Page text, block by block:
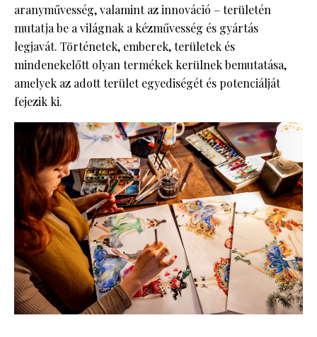
aranyművesség, valamint az innováció – területén
mutatja be a világnak a kézművesség és gyártás
legjavát. Történetek, emberek, területek és
mindenekelőtt olyan termékek kerülnek bemutatása,
amelyek az adott terület egyediségét és potenciálját
fejezik ki.